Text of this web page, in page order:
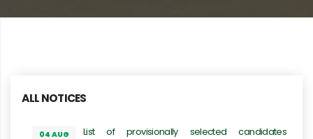
ALL NOTICES
04 AUG
List of provisionally selected candidates